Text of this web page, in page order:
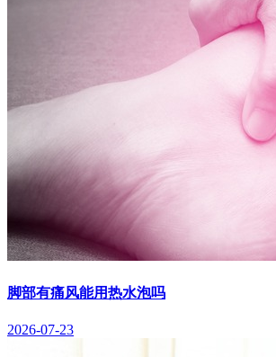
脚部有痛风能用热水泡吗
2026-07-23